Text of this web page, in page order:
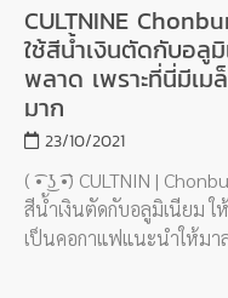
CULTNINE
ใช้สีน้ำเงินตัดกับอลู
พลาด เพราะที่นี่มีเม
มาก
23/10/2021
( ͡• ͜ʖ ͡•) CULTNIN |
สีน้ำเงินตัดกับอลูมิเนียม ใ
เป็นคอกาแฟแนะนำให้มา